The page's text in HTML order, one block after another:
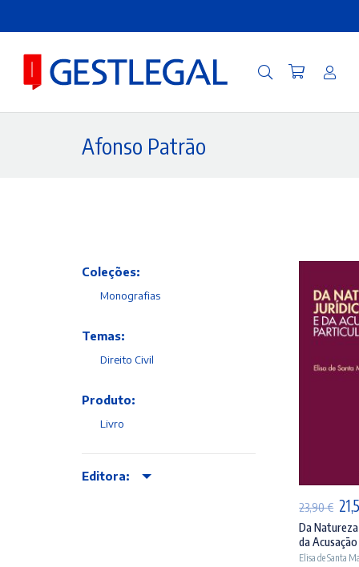
Afonso Patrão
Coleções:
Monografias
Temas:
Direito Civil
Produto:
Livro
Editora:
23,90€ O
Da Natureza
da
Elisa de Santa